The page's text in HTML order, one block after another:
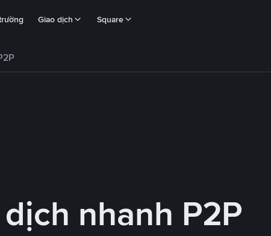
Giao dịch Square
nhanh P2P